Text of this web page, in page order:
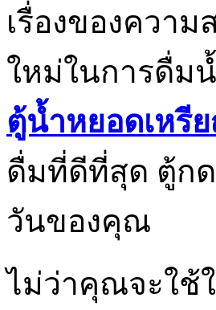
เรื่องของควา
ใหม่ในการดื่ม
ตู้น้ำหยอดเหรี
ดื่มที่ดีที่สุด ตู้ก
วันของคุณ
ไม่ว่าคุณจะใช้